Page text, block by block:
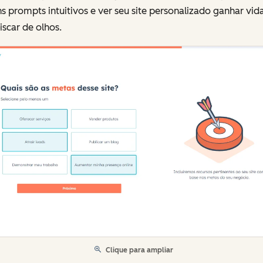
prompts intuitivos e ver seu site personalizado ganhar
de olhos.
Clique para ampliar